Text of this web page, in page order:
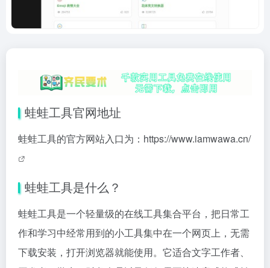
蛙蛙工具官网地址
蛙蛙工具的官方网站入口为： https://www.iamwawa.cn/
蛙蛙工具是什么？
蛙蛙工具是一个轻量级的在线工具集合平台，把日常工
作和学习中经常用到的小工具集中在一个网页上，无需
下载安装，打开浏览器就能使用。它适合文字工作者、